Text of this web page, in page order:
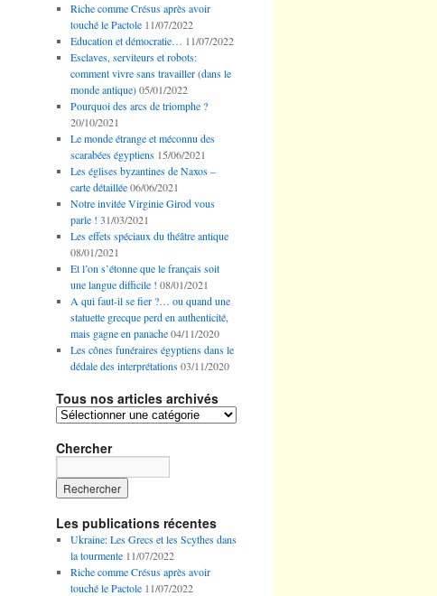
Riche comme Crésus après avoir
touché le Pactole 11/07/2022
Education et démocratie… 11/07/2022
Esclaves, serviteurs et robots:
comment vivre sans travailler (dans le
monde antique) 05/01/2022
Pourquoi des arcs de triomphe ?
20/10/2021
Le monde étrange et méconnu des
scarabées égyptiens 15/06/2021
Les églises byzantines de Naxos –
carte détaillée 06/06/2021
Notre invitée Virginie Girod vous
parle ! 31/03/2021
Les effets spéciaux du théâtre antique
08/01/2021
Et l’on s’étonne que le français soit
une langue difficile ! 08/01/2021
A qui faut-il se fier ?… ou quand une
statuette grecque perd en authenticité,
mais gagne en panache 04/11/2020
Les cônes funéraires égyptiens dans le
dédale des interprétations 03/11/2020
Tous nos articles archivés
Tous
articles
Chercher
Les publications récentes
Ukraine: Les Grecs et les Scythes dans
la tourmente 11/07/2022
Riche comme Crésus après avoir
touché le Pactole 11/07/2022